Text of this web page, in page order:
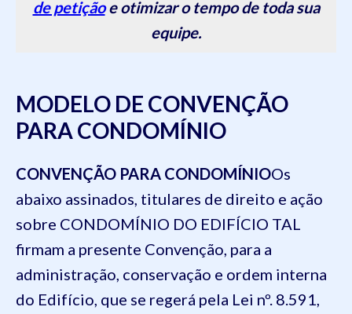
de petiçãoe otimizar o tempo de toda sua
equipe.
MODELO DE CONVENÇÃO
PARA CONDOMÍNIO
CONVENÇÃO PARA CONDOMÍNIOOs
abaixo assinados, titulares de direito e ação
sobre CONDOMÍNIO DO EDIFÍCIO TAL
firmam a presente Convenção, para a
administração, conservação e ordem interna
do Edifício, que se regerá pela Lei nº. 8.591,